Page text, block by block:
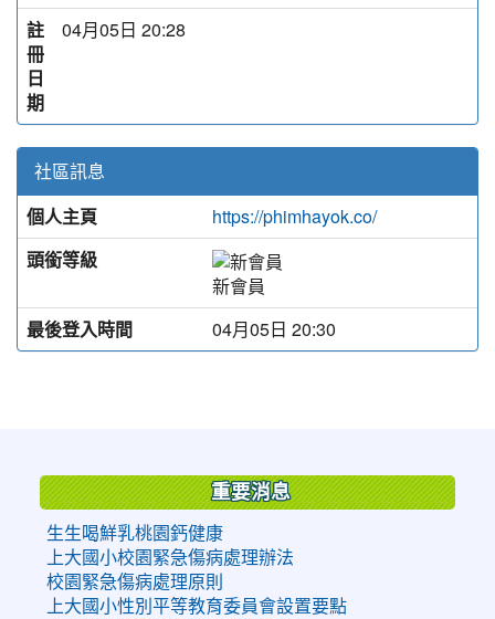
註
冊
日
期
04月05日 20:28
社區訊息
個人主頁
https://phimhayok.co/
頭銜等級
新會員
最後登入時間
04月05日 20:30
重要消息
生生喝鮮乳桃園鈣健康
上大國小校園緊急傷病處理辦法
校園緊急傷病處理原則
上大國小性別平等教育委員會設置要點